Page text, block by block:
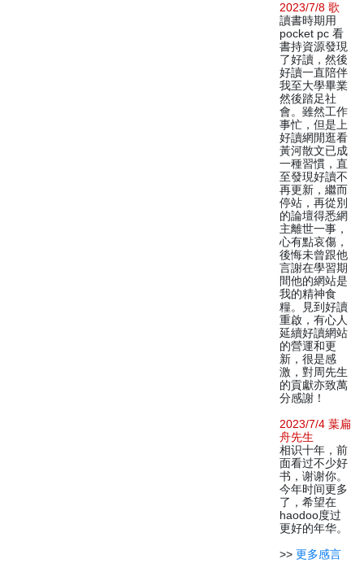
2023/7/8 歌
讀書時期用
pocket pc 看
書持資源發現
了好讀，然後
好讀一直陪伴
我至大學畢業
然後踏足社
會。雖然工作
事忙，但是上
好讀網閒逛看
黃河散文已成
一種習慣，直
至發現好讀不
再更新，繼而
停站，再從別
的論壇得悉網
主離世一事，
心有點哀傷，
後悔未曾跟他
言謝在學習期
間他的網站是
我的精神食
糧。見到好讀
重啟，有心人
延續好讀網站
的營運和更
新，很是感
激，對周先生
的貢獻亦致萬
分感謝！
2023/7/4 葉扁
舟先生
相识十年，前
面看过不少好
书，谢谢你。
今年时间更多
了，希望在
haodoo度过
更好的年华。
>> 更多感言